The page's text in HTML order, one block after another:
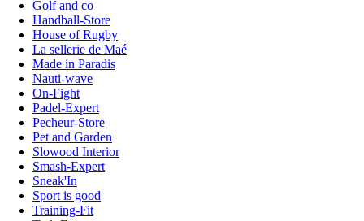
Golf and co
Handball-Store
House of Rugby
La sellerie de Maé
Made in Paradis
Nauti-wave
On-Fight
Padel-Expert
Pecheur-Store
Pet and Garden
Slowood Interior
Smash-Expert
Sneak'In
Sport is good
Training-Fit